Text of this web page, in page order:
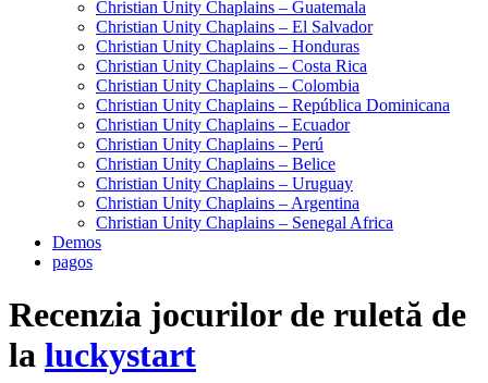
Christian Unity Chaplains – Guatemala
Christian Unity Chaplains – El Salvador
Christian Unity Chaplains – Honduras
Christian Unity Chaplains – Costa Rica
Christian Unity Chaplains – Colombia
Christian Unity Chaplains – República Dominicana
Christian Unity Chaplains – Ecuador
Christian Unity Chaplains – Perú
Christian Unity Chaplains – Belice
Christian Unity Chaplains – Uruguay
Christian Unity Chaplains – Argentina
Christian Unity Chaplains – Senegal Africa
Demos
pagos
Recenzia jocurilor de ruletă de
la luckystart